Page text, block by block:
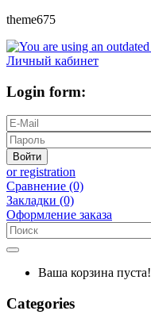
theme675
Личный кабинет
Login form:
Войти
or registration
Сравнение (0)
Закладки (0)
Оформление заказа
Ваша корзина пуста!
Categories